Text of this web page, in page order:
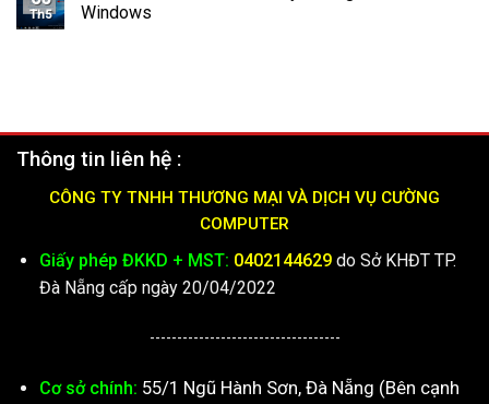
Th5
Windows
Thông tin liên hệ :
CÔNG TY TNHH THƯƠNG MẠI VÀ DỊCH VỤ CƯỜNG
COMPUTER
Giấy phép ĐKKD + MST: 0402144629do Sở KHĐT TP.
Đà Nẵng cấp ngày 20/04/2022
-----------------------------------
Cơ sở chính: 55/1 Ngũ Hành Sơn, Đà Nẵng (Bên cạnh